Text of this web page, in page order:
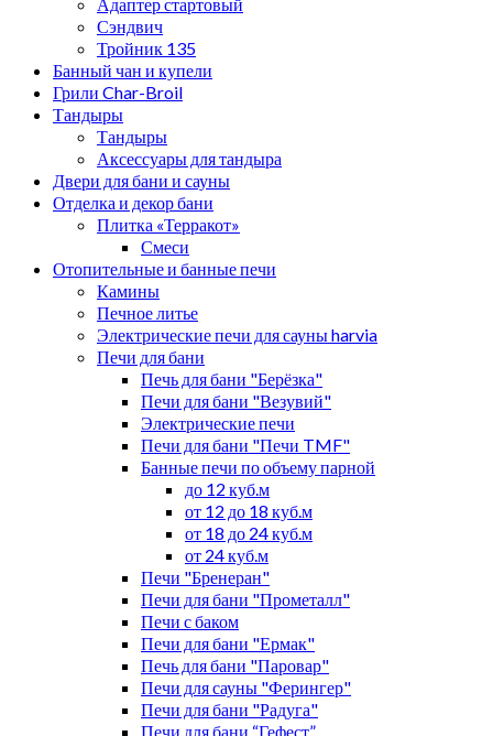
Сэндвич
Тройник 135
Банный чан и купели
Грили Char-Broil
Тандыры
Тандыры
Аксессуары для тандыра
Двери для бани и сауны
Отделка и декор бани
Плитка «Терракот»
Смеси
Отопительные и банные печи
Камины
Печное литье
Электрические печи для сауны harvia
Печи для бани
Печь для бани "Берёзка"
Печи для бани "Везувий"
Электрические печи
Печи для бани "Печи TMF"
Банные печи по объему парной
до 12 куб.м
от 12 до 18 куб.м
от 18 до 24 куб.м
от 24 куб.м
Печи "Бренеран"
Печи для бани "Прометалл"
Печи с баком
Печи для бани "Ермак"
Печь для бани "Паровар"
Печи для сауны "Ферингер"
Печи для бани "Радуга"
Печи для бани “Гефест”